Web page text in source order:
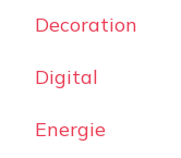
Decoration
Digital
Energie